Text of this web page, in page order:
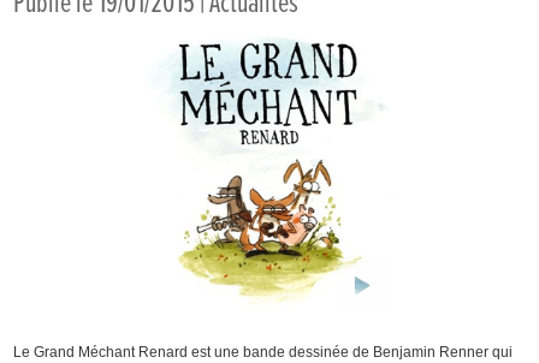
Le Grand Méchant Renard est une bande dessinée de Benjamin Renner qui